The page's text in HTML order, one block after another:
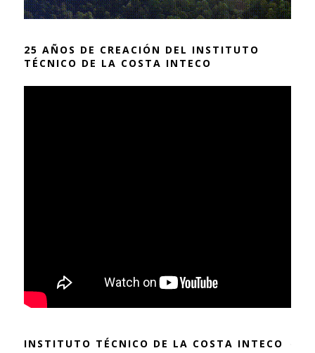
25 AÑOS DE CREACIÓN DEL INSTITUTO
TÉCNICO DE LA COSTA INTECO
INSTITUTO TÉCNICO DE LA COSTA INTECO